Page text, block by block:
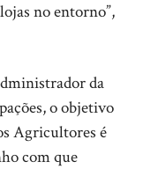
no entorno”,
da
o objetivo
Agricultores é
com que